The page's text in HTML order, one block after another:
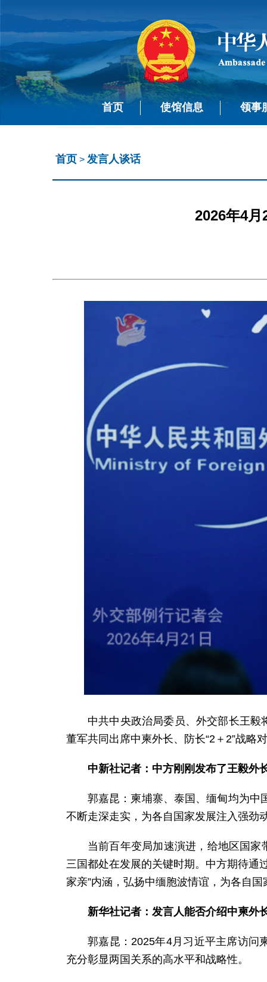
首页 使馆信息 领事
首页 > 发言人谈话
2026年4
中共中央政治局委员、外交部长王
董军共同出席中柬外长、防长“2＋2”战略
中新社记者：中方刚刚发布了王毅外
郭嘉昆：柬埔寨、泰国、缅甸均为中
不断走深走实，为各自国家发展注入强劲
当前百年变局加速演进，给地区国家
三国都处在发展的关键时期。中方期待通
家亲”内涵，弘扬中缅胞波情谊，为各自
新华社记者：发言人能否介绍中柬外
郭嘉昆：2025年4月习近平主席访问
充分彰显两国关系的高水平和战略性。